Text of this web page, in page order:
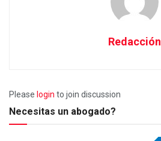
Redacción
Please login to join discussion
Necesitas un abogado?